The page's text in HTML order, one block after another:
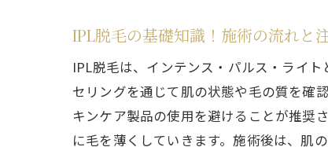
IPL脱毛の基礎知識！施術の流れと
IPL脱毛は、インテンス・パルス・ライ
セリングを通じて肌の状態や毛の質を確
キンケア製品の使用を避けることが推奨
に毛を薄くしていきます。施術後は、肌